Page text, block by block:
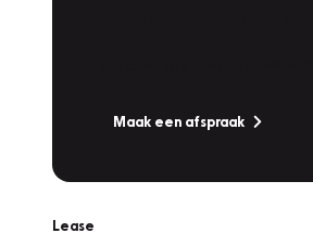
Maak een afspraak
Lease